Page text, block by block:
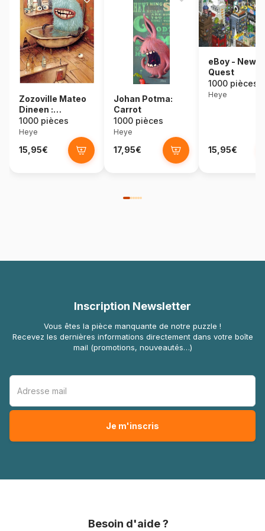
Zozoville Mateo
Dineen :
Baignoire
1000 pièces
Heye
15,95€
Johan Potma:
Carrot
1000 pièces
Heye
17,95€
eBoy - New
Quest
1000 pièces
Heye
15,95€
Inscription Newsletter
Vous êtes la pièce manquante de notre puzzle !
Recevez les dernières informations directement dans votre boîte
mail (promotions, nouveautés…)
Besoin d'aide ?